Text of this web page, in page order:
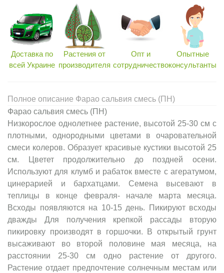
Доставка по
всей Украине
Растения от
производителя
Опт и
сотрудничество
Опытные
консультанты
Полное описание Фарао сальвия смесь (ПН)
Фарао сальвия смесь (ПН)
Низкорослое однолетнее растение, высотой 25-30 см с
плотными, однородными цветами в очаровательной
смеси колеров. Образует красивые кустики высотой 25
см. Цветет продолжительно до поздней осени.
Используют для клумб и рабаток вместе с агератумом,
цинерарией и бархатцами. Семена высевают в
теплицы в конце февраля- начале марта месяца.
Всходы появляются на 10-15 день. Пикируют всходы
дважды Для получения крепкой рассады вторую
пикировку производят в горшочки. В открытый грунт
высаживают во второй половине мая месяца, на
расстоянии 25-30 см одно растение от другого.
Растение отдает предпочтение солнечным местам или